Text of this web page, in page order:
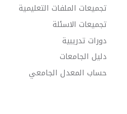
تجميعات الملفات التعليمية
تجميعات الاسئلة
دورات تدريبية
دليل الجامعات
حساب المعدل الجامعي